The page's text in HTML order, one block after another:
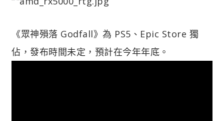
《眾神殞落 Godfall》為 PS5、Epic Store 獨
佔，發布時間未定，預計在今年年底。